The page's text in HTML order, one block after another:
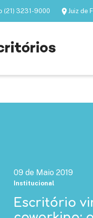
(21) 3231-9000 Juiz de
Escritórios
09 de Maio 2019
Institucional
Escritório